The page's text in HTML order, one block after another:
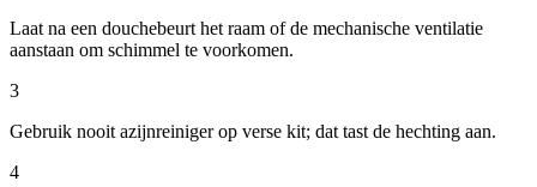
Laat na een douchebeurt het raam of de mechanische ventilatie
aanstaan om schimmel te voorkomen.
3
Gebruik nooit azijnreiniger op verse kit; dat tast de hechting aan.
4